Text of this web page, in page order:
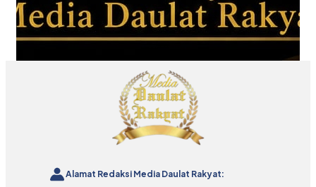
Alamat Redaksi Media Daulat Rakyat: